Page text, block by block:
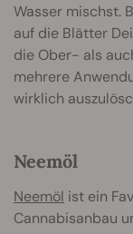
Wasser mischst.
auf die Blätter
die Ober- als
mehrere
wirklich
Neemöl
Neemöl ist ein
Cannabisanbau